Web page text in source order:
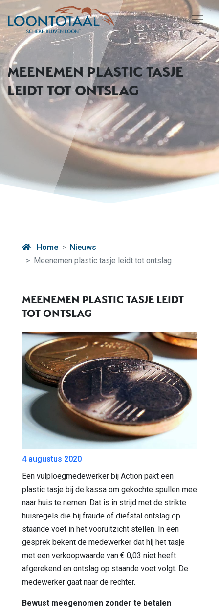
MEENEMEN PLASTIC TASJE
LEIDT TOT ONTSLAG
Home
Nieuws
Meenemen plastic tasje leidt tot ontslag
MEENEMEN PLASTIC TASJE LEIDT
TOT ONTSLAG
4 augustus 2020
Een vulploegmedewerker bij Action pakt een
plastic tasje bij de kassa om gekochte spullen mee
naar huis te nemen. Dat is in strijd met de strikte
huisregels die bij fraude of diefstal ontslag op
staande voet in het vooruitzicht stellen. In een
gesprek bekent de medewerker dat hij het tasje
met een verkoopwaarde van € 0,03 niet heeft
afgerekend en ontslag op staande voet volgt. De
medewerker gaat naar de rechter.
Bewust meegenomen zonder te betalen